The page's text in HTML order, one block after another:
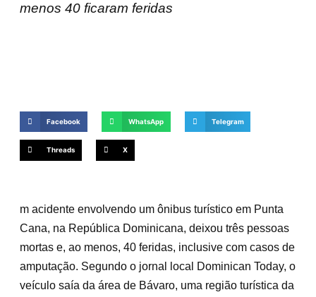
menos 40 ficaram feridas
Facebook WhatsApp Telegram
Threads X
m acidente envolvendo um ônibus turístico em Punta
Cana, na República Dominicana, deixou três pessoas
mortas e, ao menos, 40 feridas, inclusive com casos de
amputação. Segundo o jornal local Dominican Today, o
veículo saía da área de Bávaro, uma região turística da